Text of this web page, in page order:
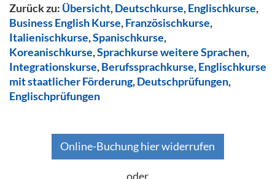
Zurück zu: Übersicht,Deutschkurse,Englischkurse,
Business English Kurse,Französischkurse,
Italienischkurse,Spanischkurse,
Koreanischkurse,Sprachkurse weitere Sprachen,
Integrationskurse,Berufssprachkurse,Englischkurse
mit staatlicher Förderung,Deutschprüfungen,
Englischprüfungen
Online-Buchung hier widerrufen
oder